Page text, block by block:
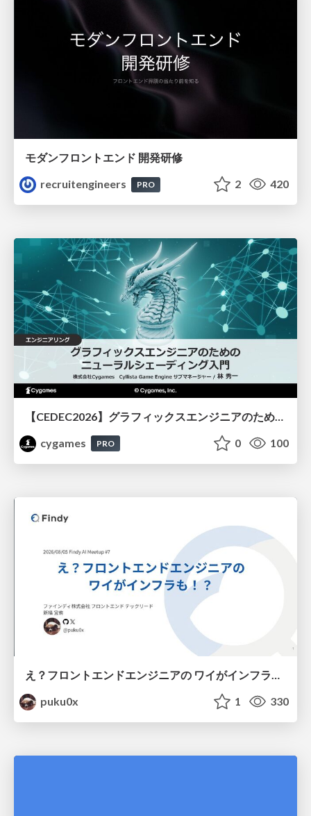
モダンフロントエンド 開発研修
recruitengineers
PRO 2 420
cygames
PRO 0 100
え？フロントエンドエンジニアの ワイがインフラも！？
puku0x
1 330